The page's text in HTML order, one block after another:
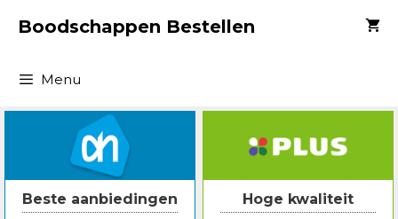
naarBoodschappen Bestellen
Menu
Beste aanbiedingen
Hoge kwaliteit